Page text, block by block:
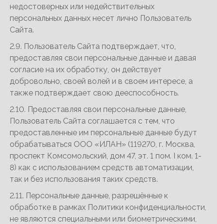
недостоверных или недействительных
персональных данных несет лично Пользователь
Сайта.
2.9. Пользователь Сайта подтверждает, что,
предоставляя свои персональные данные и давая
согласие на их обработку, он действует
добровольно, своей волей и в своем интересе, а
также подтверждает свою дееспособность.
2.10. Предоставляя свои персональные данные,
Пользователь Сайта соглашается с тем, что
предоставленные им персональные данные будут
обрабатываться ООО «ИЛАН» (119270, г. Москва,
проспект Комсомольский, дом 47, эт. 1 пом. I ком. 1-
8) как с использованием средств автоматизации,
так и без использования таких средств.
2.11. Персональные данные, разрешённые к
обработке в рамках Политики конфиденциальности,
не являются специальными или биометрическими,